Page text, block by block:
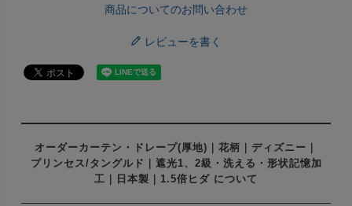
商品についてのお問い合わせ
レビューを書く
オーダーカーテン・ドレープ(厚地)｜花柄｜ディズニー｜
プリンセス/タングルド｜遮光1、2級・洗える・形状記憶加
工｜日本製｜1.5倍ヒダ について